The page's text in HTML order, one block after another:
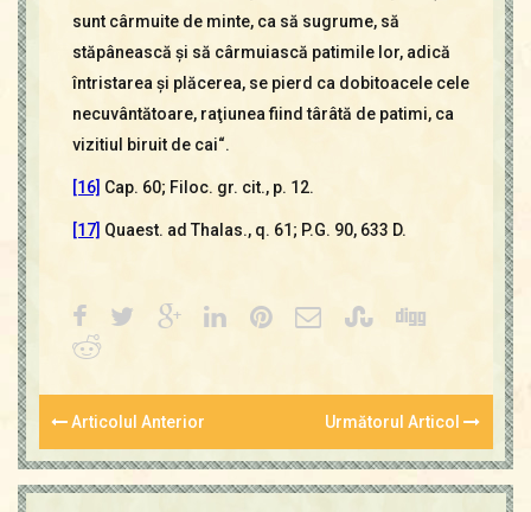
sunt cârmuite de minte, ca să sugrume, să
stăpânească şi să cârmuiască patimile lor, adică
întristarea şi plăcerea, se pierd ca dobitoacele cele
necuvântătoare, raţiunea fiind târâtă de patimi, ca
vizitiul biruit de cai“.
[16] Cap. 60; Filoc. gr. cit., p. 12.
[17] Quaest. ad Thalas., q. 61; P.G. 90, 633 D.
Articolul Anterior Următorul Articol